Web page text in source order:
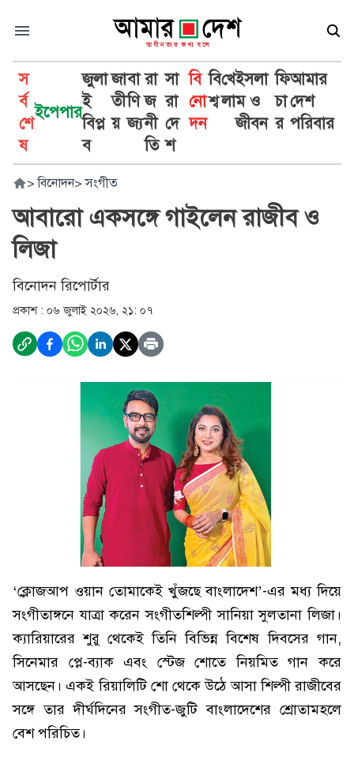
স
র্ব
শে
ষ
ইপেপার
জুলা
ই
বিপ্ল
ব
জা
তী
য়
বা
ণি
জ্য
রা
জ
নী
তি
সা
রা
দে
শ
বি
নো
দন
বি
শ্ব
খে
লা
ইসলা
ম ও
জীবন
ফি
চা
র
আমার
দেশ
পরিবার
> বিনোদন> সংগীত
আবারো একসঙ্গে গাইলেন রাজীব ও
লিজা
বিনোদন রিপোর্টার
প্রকাশ : ০৬ জুলাই ২০২৬, ২১: ০৭
‘ক্লোজআপ ওয়ান তোমাকেই খুঁজছে বাংলাদেশ’-এর মধ্য দিয়ে
সংগীতাঙ্গনে যাত্রা করেন সংগীতশিল্পী সানিয়া সুলতানা লিজা।
ক্যারিয়ারের শুরু থেকেই তিনি বিভিন্ন বিশেষ দিবসের গান,
সিনেমার প্লে-ব্যাক এবং স্টেজ শোতে নিয়মিত গান করে
আসছেন। একই রিয়ালিটি শো থেকে উঠে আসা শিল্পী রাজীবের
সঙ্গে তার দীর্ঘদিনের সংগীত-জুটি বাংলাদেশের শ্রোতামহলে
বেশ পরিচিত।